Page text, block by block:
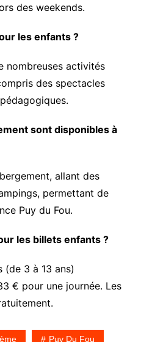
des weekends.
les enfants ?
nombreuses activités
des spectacles
sont disponibles à
allant des
permettant de
Puy du Fou.
les billets enfants ?
(de 3 à 13 ans)
€ pour une journée. Les
Puy Du Fou